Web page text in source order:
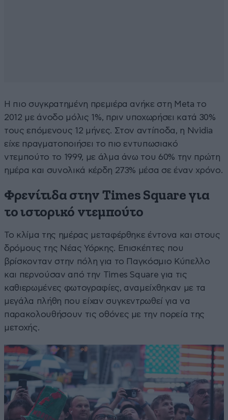
Η πιο συγκρατημένη πρεμιέρα ανήκε στη Meta το
2012 με άνοδο μόλις 1%, πριν υποχωρήσει κατά 30%
τους επόμενους 12 μήνες. Στον αντίποδα, η Nvidia
είχε πραγματοποιήσει το πιο εντυπωσιακό
ντεμπούτο το 1999, με άλμα άνω του 60% την πρώτη
ημέρα και συνολικά κέρδη 273% μέσα σε έναν χρόνο.
Φρενίτιδα στην Times Square για
το ιστορικό ντεμπούτο
Το κλίμα της ημέρας μεταφέρθηκε έντονα και στους
δρόμους της Νέας Υόρκης. Επισκέπτες που
βρίσκονταν στην πόλη για το Παγκόσμιο Κύπελλο
και περνούσαν από την Times Square για τις
καθιερωμένες φωτογραφίες, αναμείχθηκαν με τα
μεγάλα πλήθη που είχαν συγκεντρωθεί για να
παρακολουθήσουν τις οθόνες με την πορεία της
μετοχής.